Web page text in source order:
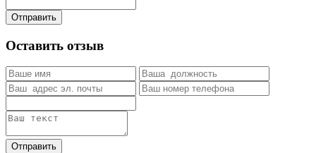
Отправить
Оставить отзыв
Отправить